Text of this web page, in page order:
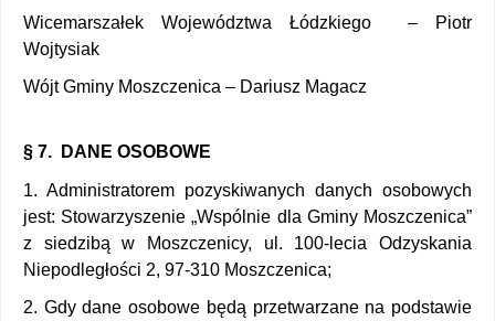
Wicemarszałek Województwa Łódzkiego  – Piotr
Wojtysiak
Wójt Gminy Moszczenica – Dariusz Magacz
§ 7.  DANE OSOBOWE
1. Administratorem pozyskiwanych danych osobowych
jest: Stowarzyszenie „Wspólnie dla Gminy Moszczenica”
z siedzibą w Moszczenicy, ul. 100-lecia Odzyskania
Niepodległości 2, 97-310 Moszczenica;
2. Gdy dane osobowe będą przetwarzane na podstawie